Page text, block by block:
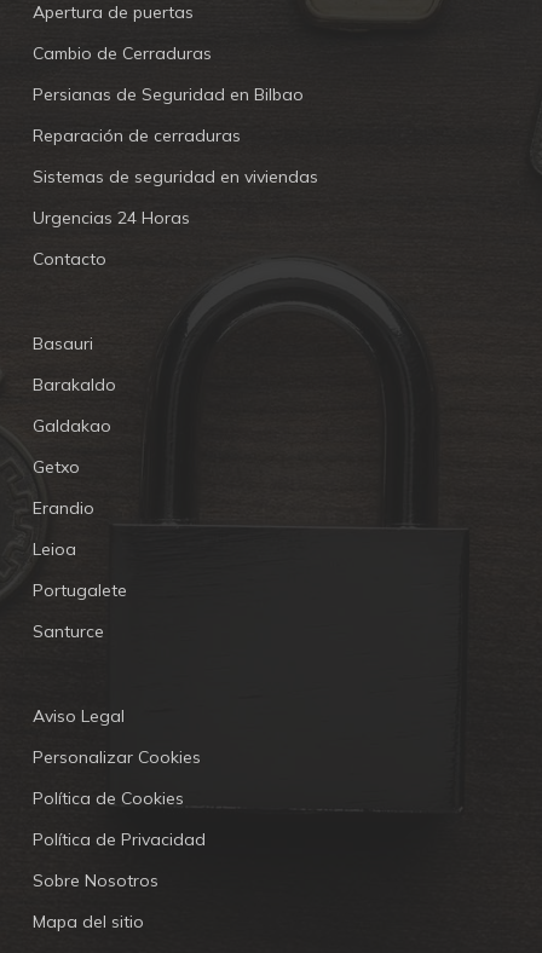
Apertura de puertas
Cambio de Cerraduras
Persianas de Seguridad en Bilbao
Reparación de cerraduras
Sistemas de seguridad en viviendas
Urgencias 24 Horas
Contacto
Basauri
Barakaldo
Galdakao
Getxo
Erandio
Leioa
Portugalete
Santurce
Aviso Legal
Personalizar Cookies
Política de Cookies
Política de Privacidad
Sobre Nosotros
Mapa del sitio